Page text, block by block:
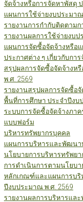
จัดจ้างหรือการจัดหาพัสดุ
แผนการใช้จ่ายงบประมา
รายงานการกำกับติดตาม
รายงานผลการใช้จ่ายงบ
แผนการจัดซื้อจัดจ้างหรือ
ประกาศต่าง ๆ เกี่ยวกับกา
สรุปผลการจัดซื้อจัดจ้างห
พ.ศ. 2569
รายงานสรุปผลการจัดซื้อ
พื้นที่การศึกษา ประจำปีงบ
ระบบการจัดซื้อจัดจ้างภาค
แบบฟอร์ม
บริหารทรัพยากรบุคคล
แผนการบริหารและพัฒนา
นโยบายการบริหารทรัพย
การดำเนินการตามนโยบ
หลักเกณฑ์และแผนการบ
ปีงบประมาณ พ.ศ. 2569
รายงานผลการบริหารแล